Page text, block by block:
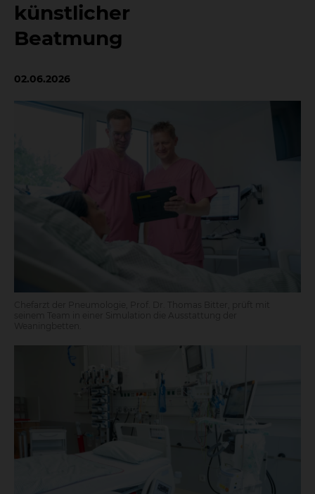
künstlicher
Beatmung
02.06.2026